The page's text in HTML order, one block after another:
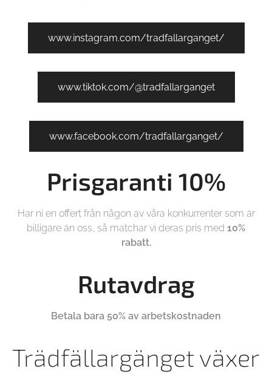
www.instagram.com/tradfallarganget/
www.tiktok.com/@tradfallarganget
www.facebook.com/tradfallarganget/
Prisgaranti 10%
Har ni en offert från någon av våra konkurrenter som är
billigare än oss, så matchar vi deras pris med 10%
rabatt.
Rutavdrag
Betala bara 50% av arbetskostnaden
Trädfällargänget växer